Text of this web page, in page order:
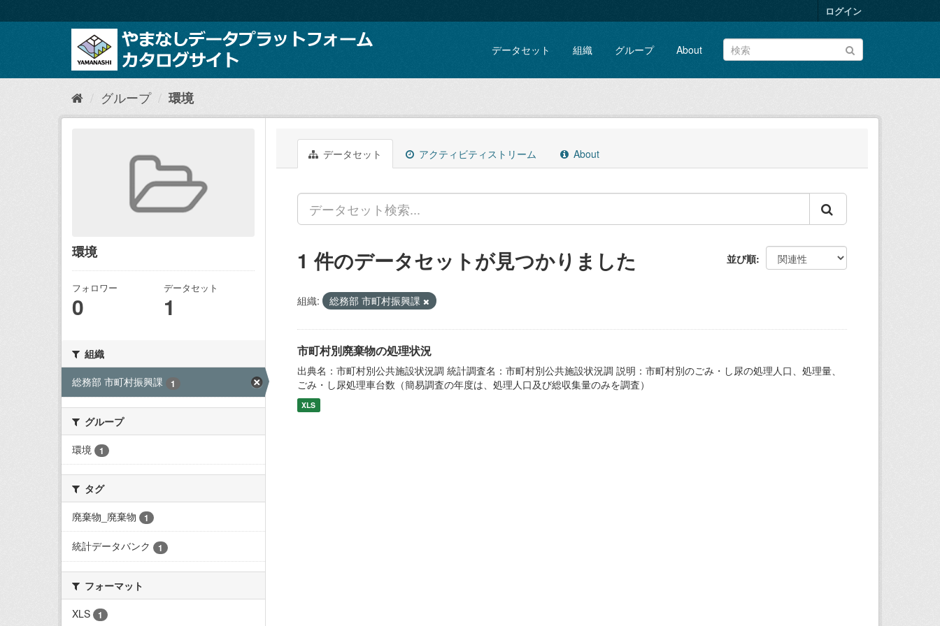
キ
て
ログイン
データセット 組織 グループ About
グループ 環境
環境
フォロワー
0
データセット
1
組織
総務部 市町村振興課
1
グループ
環境
1
タグ
廃棄物_廃棄物
1
統計データバンク 1
フォーマット
XLS
1
データセット アクティビティストリーム About
並び順
1 件のデータセットが見つかりました
組織: 総務部 市町村振興課
市町村別廃棄物の処理状況
出典名：市町村別公共施設状況調 統計調査名：市町村別公共施設状況調 説明：市町村別のごみ・し尿の処理人口、処理量、
ごみ・し尿処理車台数（簡易調査の年度は、処理人口及び総収集量のみを調査）
XLS